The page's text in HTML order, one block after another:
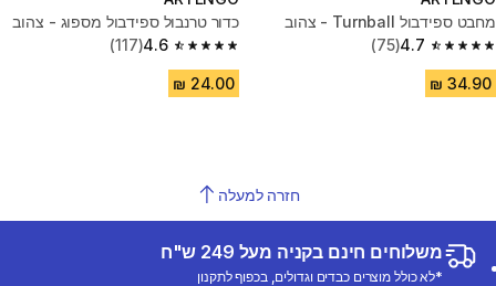
מחבט ספידבול Turnball - צהוב
4.7
4.7 out of 5 stars from 75 reviews
(75)
כדור טרנבול ספידבול מספוג - צהוב
4.6
4.6 out of 5 stars from 117 reviews
(117)
חזרה למעלה
משלוחים חינם בקניה מעל 249 ש"ח
*לא כולל מוצרים כבדים וגדולים, בכפוף לתקנון